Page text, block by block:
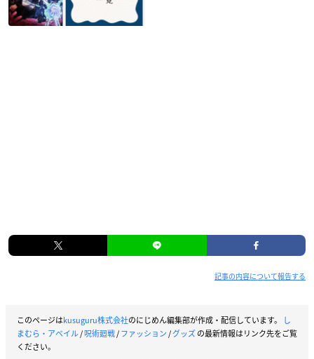
記事の内容について報告する
このページはkusuguru株式会社のにじめん編集部が作成・配信しています。
し
まむら・アベイル/呪術廻戦/ファッション/グッズの最新情報はリンク先をご覧
ください。